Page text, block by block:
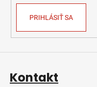
PRIHLÁSIŤ SA
Kontakt